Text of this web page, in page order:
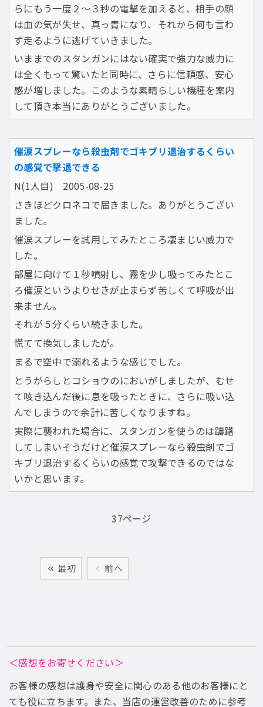
らにもう一度２〜３秒の電撃を加えると、相手の顔
は血の気が失せ、真っ青になり、それから何も言わ
ず走るように逃げていきました。
いままでのスタンガンにはない確実で強力な威力に
は全くもって驚いたと同時に、さらに信頼感、安心
感が増しました。このような素晴らしい機種を案内
して頂き本当にありがとうございました。
催涙スプレーなら殺虫剤でゴキブリ退治するくらい
の感覚で撃退できる
N(1人目) 2005-08-25
さきほどクロネコで届きました。ありがとうござい
ました。
催涙スプレーを試用してみたところ凄まじい威力で
した。
部屋に向けて１秒噴射し、霧を少し吸ってみたとこ
ろ催涙というよりせきが止まらず苦しくて呼吸が出
来ません。
それが５分くらい続きました。
慌てて換気しましたが。
まるで空中で溺れるような感じでした。
とうがらしとコショウのにおいがしましたが、むせ
て咳き込んだ後に息を吸ったときに、さらに吸い込
んでしまうので余計に苦しくなりますね。
実際に襲われた場合に、スタンガンを使うのは躊躇
してしまいそうだけど催涙スプレーなら殺虫剤でゴ
キブリ退治するくらいの感覚で攻撃できるのではな
いかと思います。
37ページ
最初 前へ
＜感想をお寄せください＞
お客様の感想は護身や安全に関心のある他のお客様にと
ても役に立ちます。また、当店の運営改善のために参考